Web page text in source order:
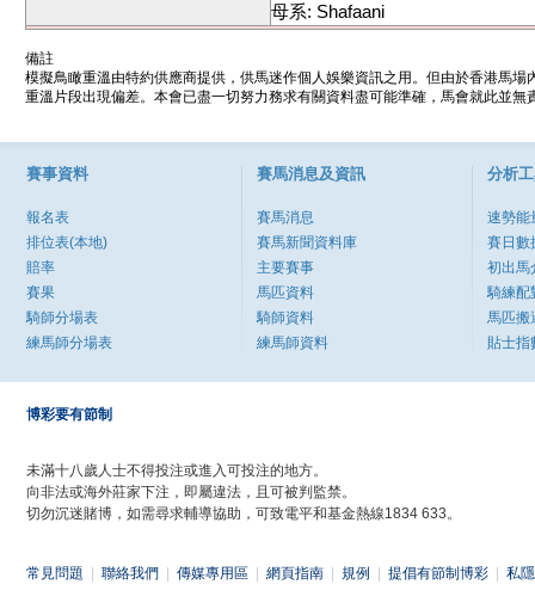
母系: Shafaani
備註
模擬鳥瞰重溫由特約供應商提供，供馬迷作個人娛樂資訊之用。但由於香港馬
重溫片段出現偏差。本會已盡一切努力務求有關資料盡可能準確，馬會就此並
賽事資料
報名表
排位表(本地)
賠率
賽果
騎師分場表
練馬師分場表
賽馬消息及資訊
賽馬消息
賽馬新聞資料庫
主要賽事
馬匹資料
騎師資料
練馬師資料
分析
速勢能
賽日數
初出馬
騎練配
馬匹搬
貼士指
博彩要有節制
未滿十八歲人士不得投注或進入可投注的地方。
向非法或海外莊家下注，即屬違法，且可被判監禁。
切勿沉迷賭博，如需尋求輔導協助，可致電平和基金熱線1834 633。
常見問題 聯絡我們 傳媒專用區 網頁指南 規例 提倡有節制博彩 私